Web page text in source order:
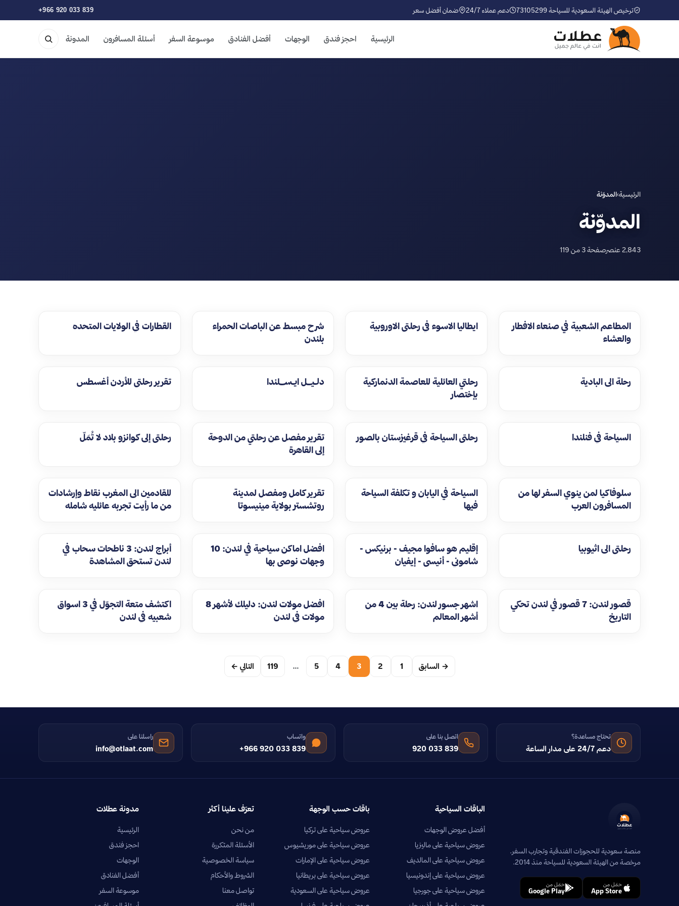
ترخيص الهيئة السعودية للسياحة 73105299 دعم عملاء 24/7 ضمان أفضل سعر +966 920 033 839
الرئيسية احجز فندق الوجهات أفضل الفنادق موسوعة السفر أسئلة المسافرون المدونة
الرئيسية›المدوّنة
المدوّنة
2,843 عنصر صفحة 3 من 119
المطاعم الشعبية في صنعاء الافطار
والعشاء
ايطاليا الاسوء في رحلتي الاوروبية
شرح مبسط عن الباصات الحمراء
بلندن
القطارات في الولايات المتحده
رحلة الى البادية
رحلتي العائلية للعاصمة الدنماركية
بإختصار
دلـيـــل ايـســـلندا تقرير رحلتي للأردن أغسطس
السياحة في فنلندا رحلتي السياحة في قرغيزستان بالصور
تقرير مفصل عن رحلتي من الدوحة
إلى القاهرة
رحلتي إلى كوانزو بلاد لا تُمَلّ
سلوفاكيا لمن ينوي السفر لها من
المسافرون العرب
السياحة في اليابان و تكلفة السياحة
فيها
تقرير كامل ومفصل لمدينة
روتشستر بولاية مينيسوتا
للقادمين الى المغرب نقاط وإرشادات
من ما رأيت تجربه عائليه شامله
رحلتي الى اثيوبيا
إقليم هو سافوا مجيف - برنيكس -
شاموني - أنيسي - إيفيان
افضل اماكن سياحية في لندن: 10
وجهات نوصي بها
أبراج لندن: 3 ناطحات سحاب في
لندن تستحق المشاهدة
قصور لندن: 7 قصور في لندن تحكي
التاريخ
اشهر جسور لندن: رحلة بين 4 من
أشهر المعالم
افضل مولات لندن: دليلك لأشهر 8
مولات في لندن
اكتشف متعة التجوّل في 3 اسواق
شعبيه في لندن
→ السابق 1
2
3
4
5
…
119 التالي ←
تحتاج مساعدة؟
دعم 24/7 على مدار الساعة
اتصل بنا على
920 033 839
واتساب
+966 920 033 839
راسلنا على
info@otlaat.com
منصة سعودية للحجوزات الفندقية وتجارب السفر.
مرخصة من الهيئة السعودية للسياحة منذ 2014.
حمّل من
App Store
حمّل من
Google Play
الباقات السياحية
أفضل عروض الوجهات
عروض سياحية على ماليزيا
عروض سياحية على المالديف
عروض سياحية على إندونيسيا
عروض سياحية على جورجيا
باقات حسب الوجهة
عروض سياحية على تركيا
عروض سياحية على موريشيوس
عروض سياحية على الإمارات
عروض سياحية على بريطانيا
عروض سياحية على السعودية
تعرّف علينا أكثر
من نحن
الأسئلة المتكررة
سياسة الخصوصية
الشروط والأحكام
تواصل معنا
مدونة عطلات
الرئيسية
احجز فندق
الوجهات
أفضل الفنادق
موسوعة السفر